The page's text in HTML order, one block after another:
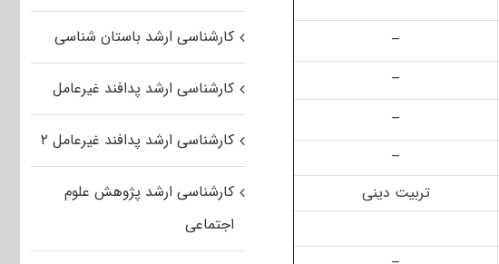
–
–
–
–
تربیت دینی
کارشناسی ارشد باستان شناسی
کارشناسی ارشد پدافند غیرعامل
کارشناسی ارشد پدافند غیرعامل ۲
کارشناسی ارشد پژوهش علوم
اجتماعی